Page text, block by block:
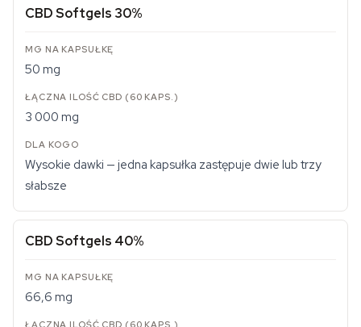
CBD Softgels 30%
50 mg
3 000 mg
Wysokie dawki — jedna kapsułka zastępuje dwie lub trzy
słabsze
CBD Softgels 40%
66,6 mg